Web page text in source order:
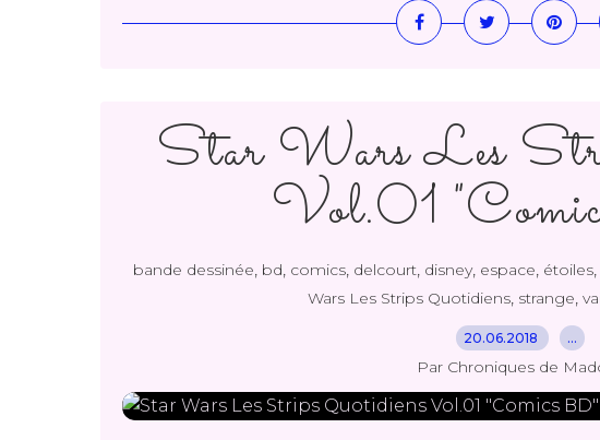
Star Wars Les
Vol.01
bande dessinée, bd, comics, delcourt, disney, espace, étoiles,
Wars Les Strips Quotidiens, strange,
20.06.2018 …
Par Chroniques de